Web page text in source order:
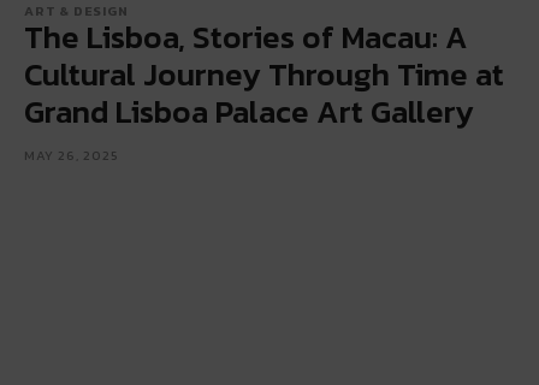
ART & DESIGN
The Lisboa, Stories of Macau: A
Cultural Journey Through Time at
Grand Lisboa Palace Art Gallery
MAY 26, 2025